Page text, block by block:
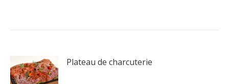
Plateau de charcuterie